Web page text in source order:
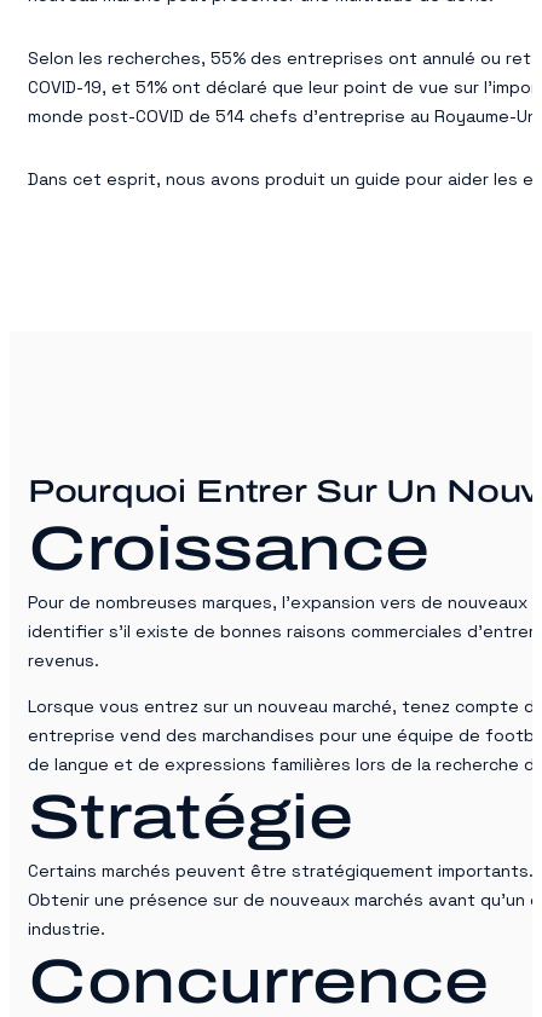
Selon les recherches, 55% des entreprises ont annulé ou
COVID-19, et 51% ont déclaré que leur point de vue sur
monde post-COVID de 514 chefs d’entreprise au Royaume-
Dans cet esprit, nous avons produit un guide pour aider les
Pourquoi Entrer Sur Un
Croissance
Pour de nombreuses marques, l’expansion vers de
identifier s’il existe de bonnes raisons commerciales
revenus.
Lorsque vous entrez sur un nouveau marché, tenez
entreprise vend des marchandises pour une équipe de
de langue et de expressions familières lors de la recherche
Stratégie
Certains marchés peuvent être stratégiquement
Obtenir une présence sur de nouveaux marchés avant
industrie.
Concurrence